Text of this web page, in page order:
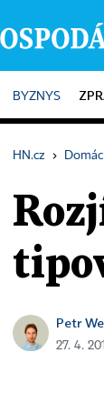
HOME
BYZNYS
HN.cz ›
Petr
27. 4.